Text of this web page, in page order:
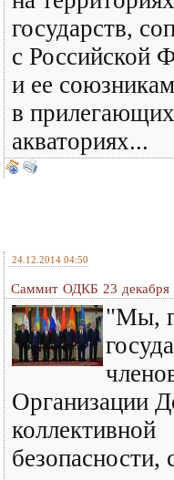
государств,
с Российской
и ее
в прилегающих
акваториях...
24.12.2014 04:50
Саммит ОДКБ 23 декабря
"Мы,
Организации
коллективной
безопасности,